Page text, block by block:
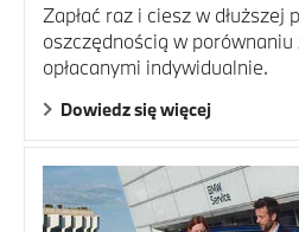
Zapłać raz i ciesz w dłuższej
oszczędnością w porównaniu
opłacanymi indywidualnie.
Dowiedz się więcej